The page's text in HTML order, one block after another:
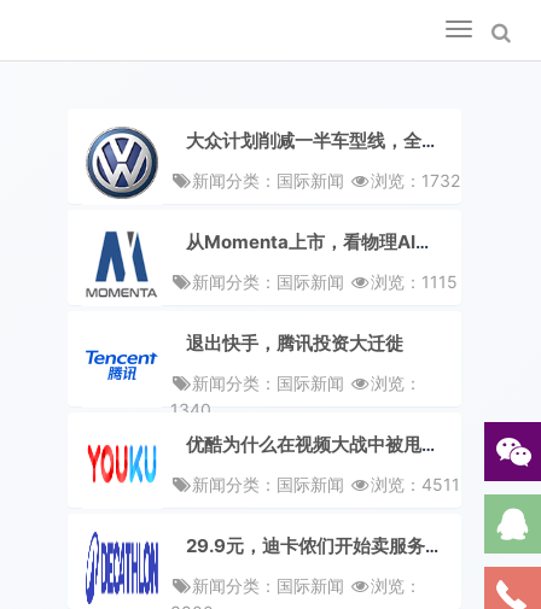
Toggle
navigation
大众计划削减一半车型线，全球裁员规模或达 12 万人
新闻分类：国际新闻
浏览：1732
从Momenta上市，看物理AI的长线价值重估
新闻分类：国际新闻
浏览：1115
退出快手，腾讯投资大迁徙
新闻分类：国际新闻
浏览：
1340
优酷为什么在视频大战中被甩在了后面？
新闻分类：国际新闻
浏览：4511
29.9元，迪卡侬们开始卖服务赚钱了？
新闻分类：国际新闻
浏览：